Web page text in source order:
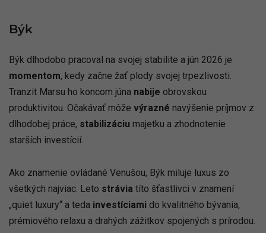
Býk
Býk dlhodobo pracoval na svojej stabilite a jún 2026 je
momentom, kedy začne žať plody svojej trpezlivosti.
Tranzit Marsu ho koncom júna nabije obrovskou
produktivitou. Očakávať môže výrazné navýšenie príjmov z
dlhodobej práce, stabilizáciu majetku a zhodnotenie
starších investícií.
Ako znamenie ovládané Venušou, Býk miluje luxus zo
všetkých najviac. Leto strávia títo šťastlivci v znamení
„quiet luxury“ a teda investíciami do kvalitného bývania,
prémiového relaxu a drahých zážitkov spojených s prírodou.